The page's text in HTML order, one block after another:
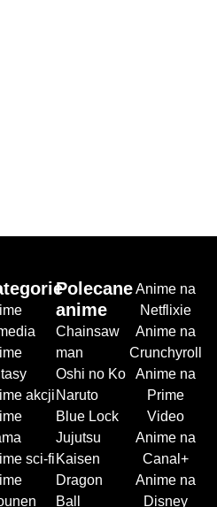
akcji
sci-fi
Polecane
anime
Chainsaw
man
Oshi no Ko
Naruto
Blue Lock
Jujutsu
Kaisen
Dragon
Ball
Anime na
Netflixie
Anime na
Crunchyroll
Anime na
Prime
Video
Anime na
Canal+
Anime na
Disney